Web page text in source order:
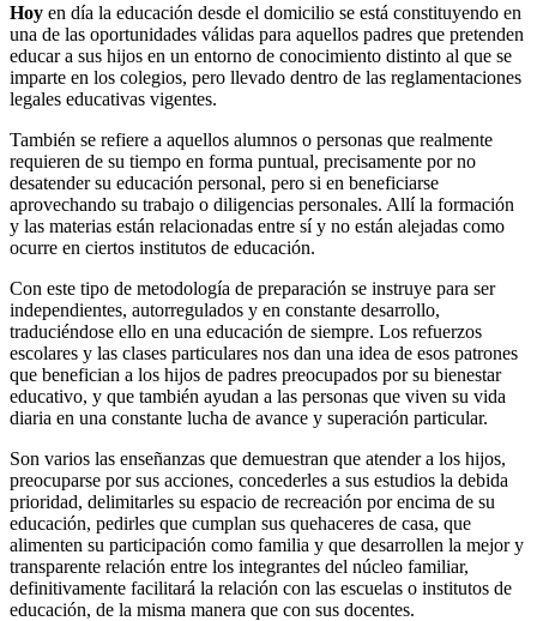
Hoy en día la educación desde el domicilio se está constituyendo en
una de las oportunidades válidas para aquellos padres que pretenden
educar a sus hijos en un entorno de conocimiento distinto al que se
imparte en los colegios, pero llevado dentro de las reglamentaciones
legales educativas vigentes.
También se refiere a aquellos alumnos o personas que realmente
requieren de su tiempo en forma puntual, precisamente por no
desatender su educación personal, pero si en beneficiarse
aprovechando su trabajo o diligencias personales. Allí la formación
y las materias están relacionadas entre sí y no están alejadas como
ocurre en ciertos institutos de educación.
Con este tipo de metodología de preparación se instruye para ser
independientes, autorregulados y en constante desarrollo,
traduciéndose ello en una educación de siempre. Los refuerzos
escolares y las clases particulares nos dan una idea de esos patrones
que benefician a los hijos de padres preocupados por su bienestar
educativo, y que también ayudan a las personas que viven su vida
diaria en una constante lucha de avance y superación particular.
Son varios las enseñanzas que demuestran que atender a los hijos,
preocuparse por sus acciones, concederles a sus estudios la debida
prioridad, delimitarles su espacio de recreación por encima de su
educación, pedirles que cumplan sus quehaceres de casa, que
alimenten su participación como familia y que desarrollen la mejor y
transparente relación entre los integrantes del núcleo familiar,
definitivamente facilitará la relación con las escuelas o institutos de
educación, de la misma manera que con sus docentes.